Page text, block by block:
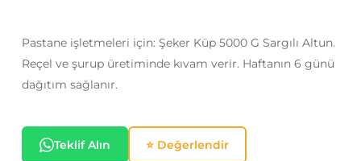
Pastane işletmeleri için: Şeker Küp 5000 G Sargılı Altun.
Reçel ve şurup üretiminde kıvam verir. Haftanın 6 günü
dağıtım sağlanır.
Teklif Alın ⭐ Değerlendir